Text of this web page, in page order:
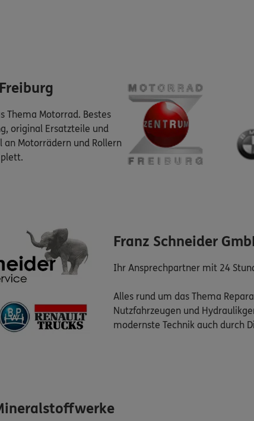
Thema Motorrad. Bestes
original Ersatzteile und
an Motorrädern und Rollern
Franz Schneider
Ihr Ansprechpartner mit 24
Alles rund um das Thema
Nutzfahrzeugen und
modernste Technik auch durch